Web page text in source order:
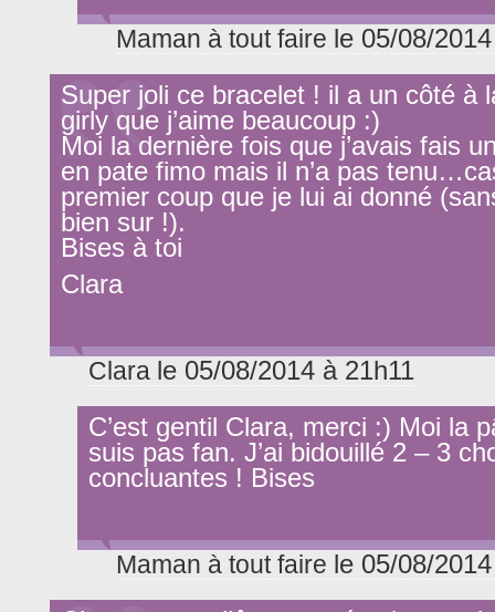
Maman à tout faire le 05/08/
Super joli ce bracelet ! il a un côté à
girly que j’aime beaucoup :)
Moi la dernière fois que j’avais fais
en pate fimo mais il n’a pas
premier coup que je lui ai donné
bien sur !).
Bises à toi
Clara
Clara le 05/08/2014 à 21h11
C’est gentil Clara, merci :) Moi la
suis pas fan. J’ai bidouillé 2 – 3
concluantes ! Bises
Maman à tout faire le 05/08/